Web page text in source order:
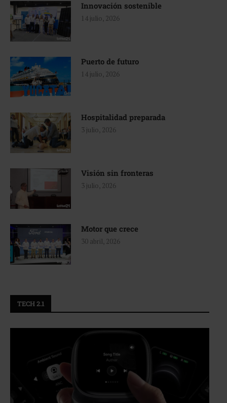
Innovación sostenible
14 julio, 2026
Puerto de futuro
14 julio, 2026
Hospitalidad preparada
3 julio, 2026
Visión sin fronteras
3 julio, 2026
Motor que crece
30 abril, 2026
TECH 2.1